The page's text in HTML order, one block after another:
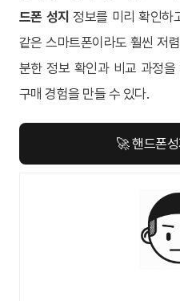
드폰 성지 정보를 미리 확인하
같은 스마트폰이라도 훨씬 저
분한 정보 확인과 비교 과정
구매 경험을 만들 수 있다.
🚀 핸드폰